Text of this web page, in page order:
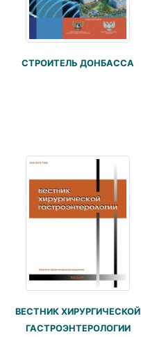
СТРОИТЕЛЬ ДОНБАССА
ВЕСТНИК ХИРУРГИЧЕСКОЙ
ГАСТРОЭНТЕРОЛОГИИ